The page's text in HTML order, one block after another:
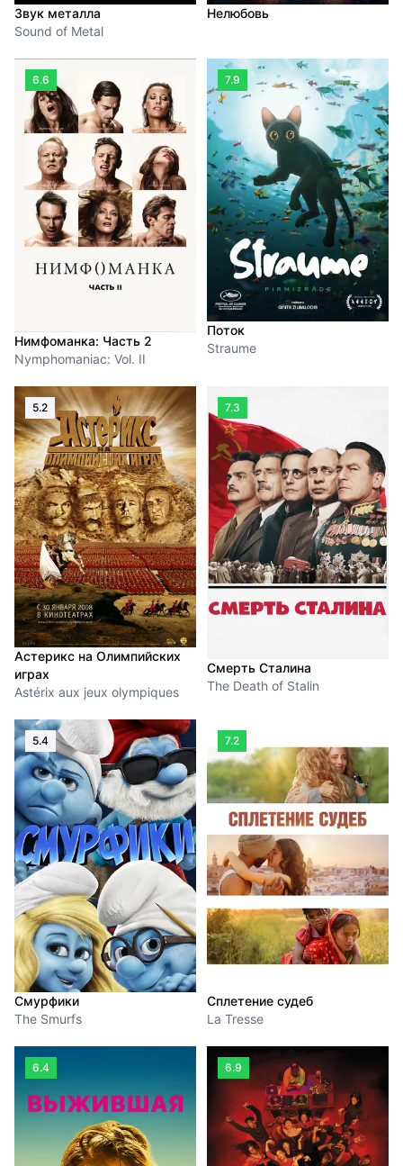
Звук металла
Sound of Metal
Нелюбовь
6.6
Нимфоманка: Часть 2
Nymphomaniac: Vol. II
7.9
Поток
Straume
5.2
Астерикс на Олимпийских
играх
Astérix aux jeux olympiques
7.3
Смерть Сталина
The Death of Stalin
5.4
Смурфики
The Smurfs
7.2
Сплетение судеб
La Tresse
6.4 6.9